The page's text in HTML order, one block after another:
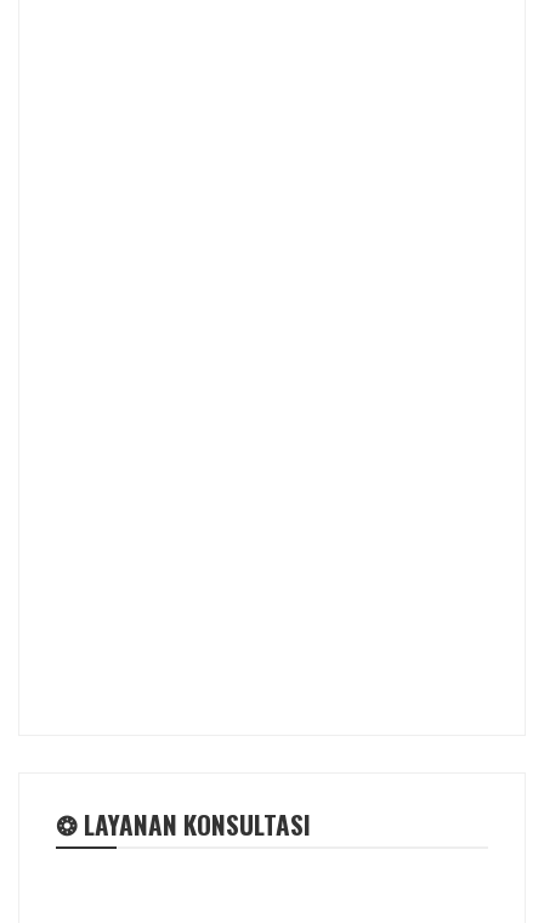
❂ LAYANAN KONSULTASI